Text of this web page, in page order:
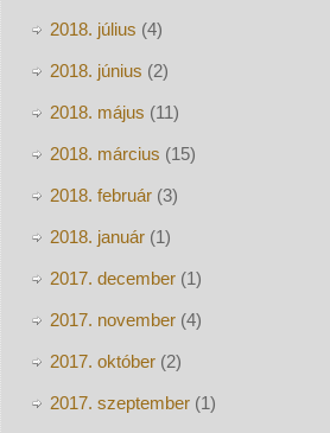
2018. július (4)
2018. június (2)
2018. május (11)
2018. március (15)
2018. február(3)
2018. január(1)
2017. december(1)
2017. november(4)
2017. október(2)
2017. szeptember(1)